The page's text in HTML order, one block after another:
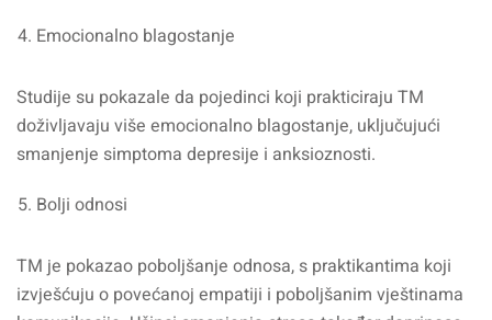
Emocionalno blagostanje
Studije su pokazale da pojedinci koji prakticiraju TM
doživljavaju više emocionalno blagostanje, uključujući
smanjenje simptoma depresije i anksioznosti.
Bolji odnosi
TM je pokazao poboljšanje odnosa, s praktikantima koji
izvješćuju o povećanoj empatiji i poboljšanim vještinama